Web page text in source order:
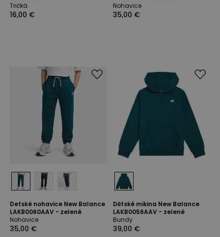
Tričká
16,00 €
Nohavice
35,00 €
Detské nohavice New Balance
LAKB0060AAV - zelené
Nohavice
35,00 €
Dětské mikina New Balance
LAKB0056AAV - zelené
Bundy
39,00 €